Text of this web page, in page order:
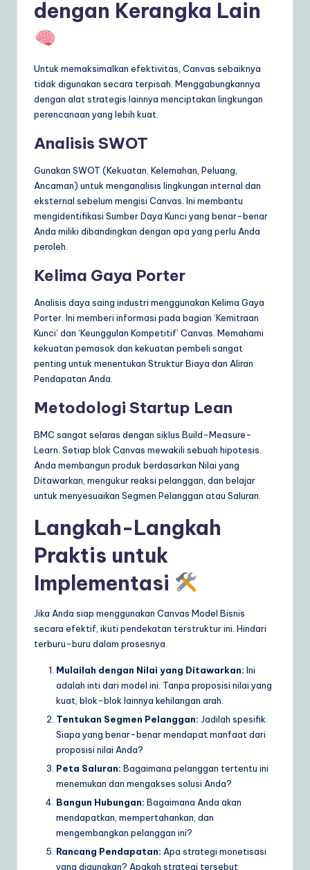
dengan Kerangka Lain
Untuk memaksimalkan efektivitas, Canvas sebaiknya
tidak digunakan secara terpisah. Menggabungkannya
dengan alat strategis lainnya menciptakan lingkungan
perencanaan yang lebih kuat.
Analisis SWOT
Gunakan SWOT (Kekuatan, Kelemahan, Peluang,
Ancaman) untuk menganalisis lingkungan internal dan
eksternal sebelum mengisi Canvas. Ini membantu
mengidentifikasi Sumber Daya Kunci yang benar-benar
Anda miliki dibandingkan dengan apa yang perlu Anda
peroleh.
Kelima Gaya Porter
Analisis daya saing industri menggunakan Kelima Gaya
Porter. Ini memberi informasi pada bagian ‘Kemitraan
Kunci’ dan ‘Keunggulan Kompetitif’ Canvas. Memahami
kekuatan pemasok dan kekuatan pembeli sangat
penting untuk menentukan Struktur Biaya dan Aliran
Pendapatan Anda.
Metodologi Startup Lean
BMC sangat selaras dengan siklus Build-Measure-
Learn. Setiap blok Canvas mewakili sebuah hipotesis.
Anda membangun produk berdasarkan Nilai yang
Ditawarkan, mengukur reaksi pelanggan, dan belajar
untuk menyesuaikan Segmen Pelanggan atau Saluran.
Langkah-Langkah
Praktis untuk
Implementasi
Jika Anda siap menggunakan Canvas Model Bisnis
secara efektif, ikuti pendekatan terstruktur ini. Hindari
terburu-buru dalam prosesnya.
Mulailah dengan Nilai yang Ditawarkan: Ini
adalah inti dari model ini. Tanpa proposisi nilai yang
kuat, blok-blok lainnya kehilangan arah.
Tentukan Segmen Pelanggan: Jadilah spesifik.
Siapa yang benar-benar mendapat manfaat dari
proposisi nilai Anda?
Peta Saluran: Bagaimana pelanggan tertentu ini
menemukan dan mengakses solusi Anda?
Bangun Hubungan: Bagaimana Anda akan
mendapatkan, mempertahankan, dan
mengembangkan pelanggan ini?
Rancang Pendapatan: Apa strategi monetisasi
yang digunakan? Apakah strategi tersebut